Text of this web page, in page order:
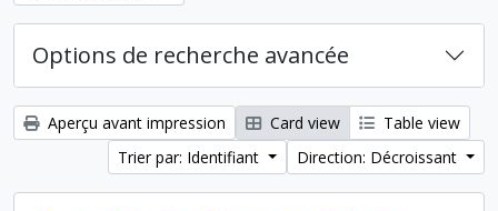
Options de recherche avancée
Aperçu avant impression Card view
Table view
Trier par: Identifiant
Direction: Décroissant